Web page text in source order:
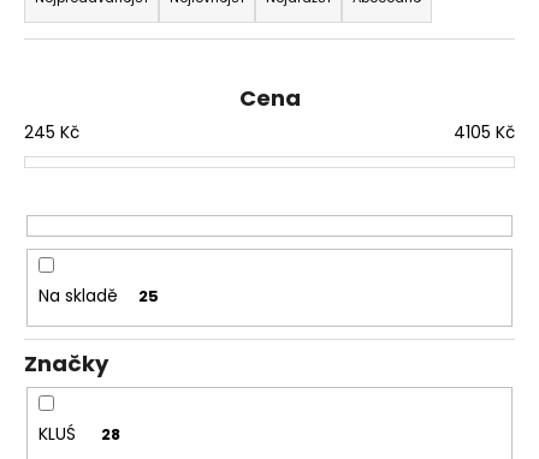
z
í
p
o
d
u
k
t
ů
Cena
245 Kč 4105 Kč
Na skladě 25
Značky
KLUŚ 28
HLEDAT
D
o
p
o
r
u
č
u